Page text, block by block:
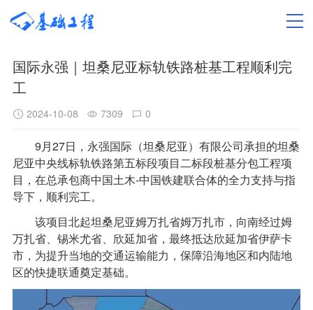
国际永强｜坦桑尼亚标轨铁路桩基工程顺利完
工
2024-10-08 7309 0
9月27日，永强国际（坦桑尼亚）有限公司承担的坦桑
尼亚中央线标轨铁路第五标段项目二标段桩基分包工程项
目，在总承包商中国土木-中国铁建联合体的全力支持与指
导下，顺利完工。
该项目北起坦桑尼亚姆万扎省姆万扎市，向南经过姆
万扎省、锡米尤省、欣延加省，最终抵达欣延加省伊萨卡
市，为提升当地的交通运输能力，保障沿海地区和内陆地
区的快捷联通奠定基础。